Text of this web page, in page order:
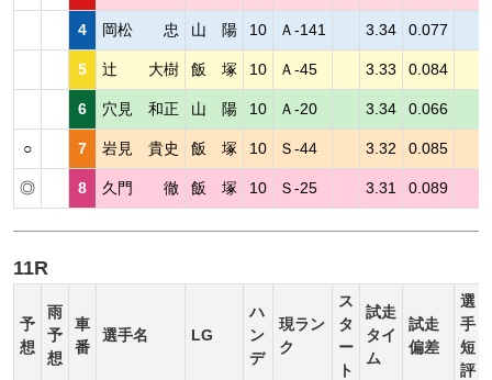
4 岡松 忠 山 陽 10 Ａ-141 3.34 0.077
5 辻 大樹 飯 塚 10 Ａ-45 3.33 0.084
6 穴見 和正 山 陽 10 Ａ-20 3.34 0.066
○ 7 岩見 貴史 飯 塚 10 Ｓ-44 3.32 0.085
◎ 8 久門 徹 飯 塚 10 Ｓ-25 3.31 0.089
11R
予
想
雨
予
想
車
番
選手名 LG
ハ
ン
デ
現ラン
ク
ス
タ
ー
ト
試走
タイ
ム
試走
偏差
選
手
短
評